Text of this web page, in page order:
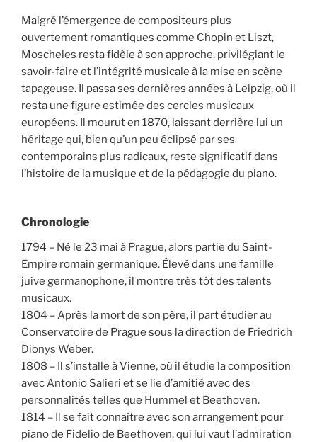
Malgré l’émergence de compositeurs plus
ouvertement romantiques comme Chopin et Liszt,
Moscheles resta fidèle à son approche, privilégiant le
savoir-faire et l’intégrité musicale à la mise en scène
tapageuse. Il passa ses dernières années à Leipzig, où il
resta une figure estimée des cercles musicaux
européens. Il mourut en 1870, laissant derrière lui un
héritage qui, bien qu’un peu éclipsé par ses
contemporains plus radicaux, reste significatif dans
l’histoire de la musique et de la pédagogie du piano.
Chronologie
1794 – Né le 23 mai à Prague, alors partie du Saint-
Empire romain germanique. Élevé dans une famille
juive germanophone, il montre très tôt des talents
musicaux.
1804 – Après la mort de son père, il part étudier au
Conservatoire de Prague sous la direction de Friedrich
Dionys Weber.
1808 – Il s’installe à Vienne, où il étudie la composition
avec Antonio Salieri et se lie d’amitié avec des
personnalités telles que Hummel et Beethoven.
1814 – Il se fait connaître avec son arrangement pour
piano de Fidelio de Beethoven, qui lui vaut l’admiration